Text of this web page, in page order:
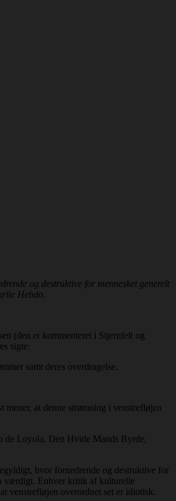
og destruktive for mennesket generelt
Hebdo.
(den er kommenteret i Stjernfelt og
sigte:
samt deres overdragelse.
mener, at denne strømning i venstrefløjen
de Loyola, Den Hvide Mands Byrde,
hvor fornedrende og destruktive for
værdigt. Enhver kritik af kulturelle
venstrefløjen overordnet set er idiotisk.